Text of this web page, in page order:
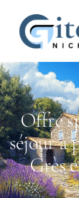
Offre
séjour à
Grès